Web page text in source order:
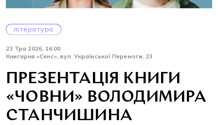
література
23 Тра 2026, 16:00
Книгарня «Сенс», вул. Української Перемоги, 23
ПРЕЗЕНТАЦІЯ КНИГИ
«ЧОВНИ» ВОЛОДИМИРА
СТАНЧИШИНА